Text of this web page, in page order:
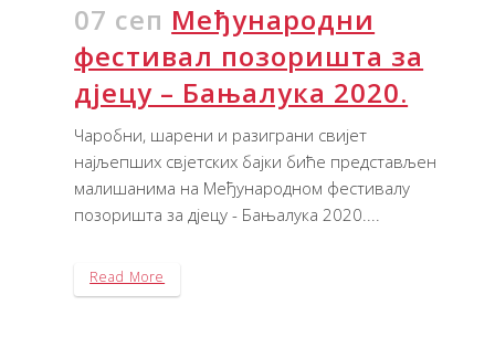
07 сеп Међународни
фестивал позоришта за
дјецу – Бањалука 2020.
Чаробни, шарени и разиграни свијет
најљепших свјетских бајки биће представљен
малишанима на Међународном фестивалу
позоришта за дјецу - Бањалука 2020....
Read More